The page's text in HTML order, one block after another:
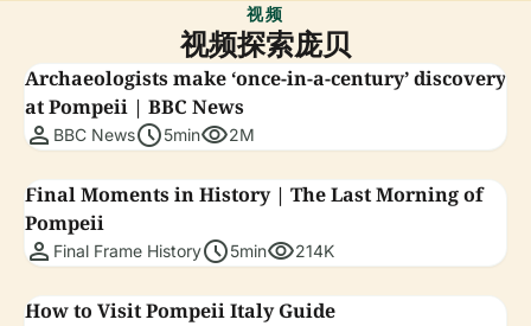
视频
视频探索庞贝
Archaeologists make ‘once-in-a-century’ discovery
at Pompeii | BBC News
person BBC Newsschedule5minvisibility2M
Final Moments in History | The Last Morning of
Pompeii
person Final Frame Historyschedule5minvisibility214K
How to Visit Pompeii Italy Guide